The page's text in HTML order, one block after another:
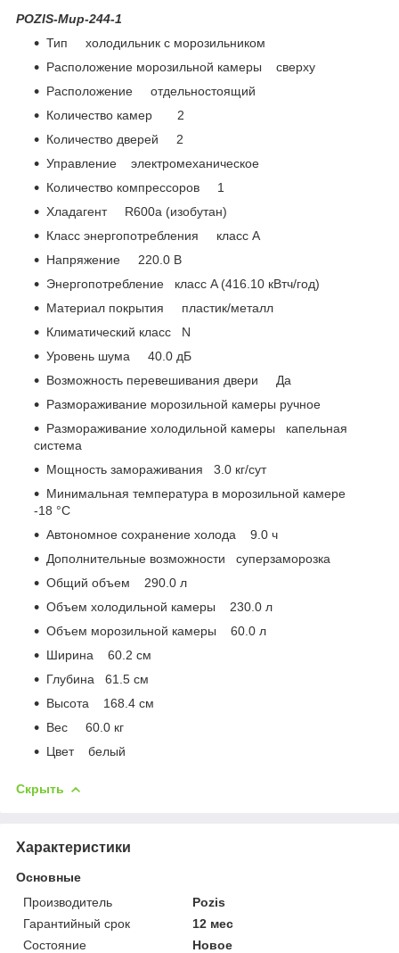
POZIS-Мир-244-1
Тип холодильник с морозильником
Расположение морозильной камеры сверху
Расположение отдельностоящий
Количество камер 2
Количество дверей 2
Управление электромеханическое
Количество компрессоров 1
Хладагент R600a (изобутан)
Класс энергопотребления класс A
Напряжение 220.0 В
Энергопотребление класс A (416.10 кВтч/год)
Материал покрытия пластик/металл
Климатический класс N
Уровень шума 40.0 дБ
Возможность перевешивания двери Да
Размораживание морозильной камеры ручное
Размораживание холодильной камеры капельная
система
Мощность замораживания 3.0 кг/сут
Минимальная температура в морозильной камере
-18 °C
Автономное сохранение холода 9.0 ч
Дополнительные возможности суперзаморозка
Общий объем 290.0 л
Объем холодильной камеры 230.0 л
Объем морозильной камеры 60.0 л
Ширина 60.2 см
Глубина 61.5 см
Высота 168.4 см
Вес 60.0 кг
Цвет белый
Скрыть
Характеристики
Основные
Производитель
Pozis
Гарантийный срок
12 мес
Состояние
Новое